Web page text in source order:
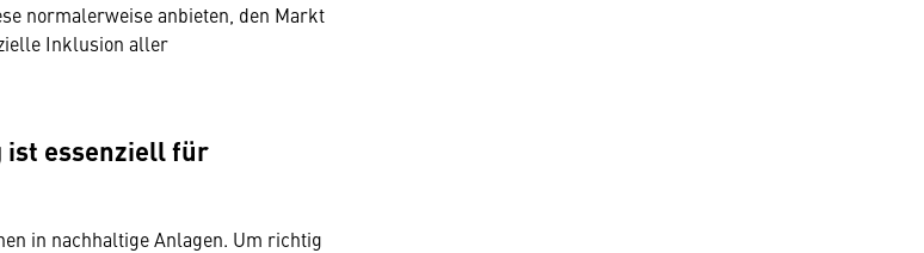
normalerweise anbieten, den Markt
Inklusion aller
ist essenziell für
in nachhaltige Anlagen. Um richtig